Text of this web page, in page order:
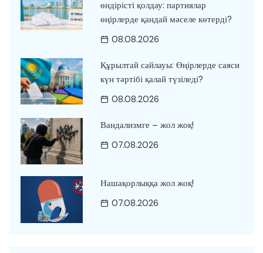
өндірісті қолдау: партиялар
өңірлерде қандай мәселе көтерді?
08.08.2026
Құрылтай сайлауы: Өңірлерде саяси
күн тәртібі қалай түзіледі?
08.08.2026
Вандализмге – жол жоқ!
07.08.2026
Нашақорлыққа жол жоқ!
07.08.2026